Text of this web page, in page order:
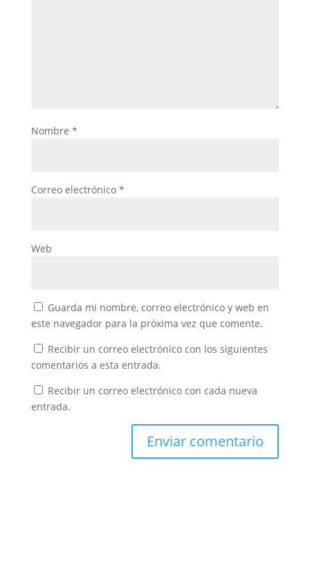
Nombre *
Correo electrónico *
Web
Guarda mi nombre, correo electrónico y web en
este navegador para la próxima vez que comente.
Recibir un correo electrónico con los siguientes
comentarios a esta entrada.
Recibir un correo electrónico con cada nueva
entrada.